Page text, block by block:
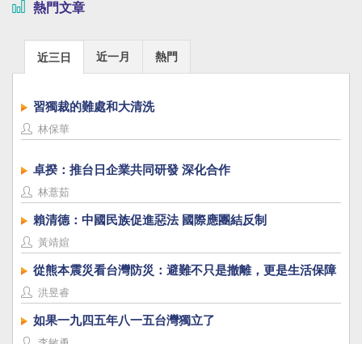
熱門文章
近三日 近一月 熱門
習獨裁的難處和大清洗
林保華
卓揆：推台日企業共同研發 深化合作
林薏茹
賴清德：中國民族促進惡法 國際應團結反制
黃靖媗
從熊本震災看台灣防災：避難不只是撤離，更是生活保障
洪昱睿
如果一九四五年八一五台灣獨立了